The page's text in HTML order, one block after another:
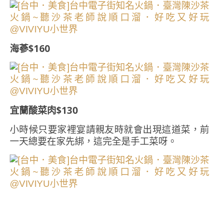
海蔘$160
宜蘭酸菜肉$130
小時候只要家裡宴請親友時就會出現這道菜，前
一天總要在家先綁，這完全是手工菜呀。